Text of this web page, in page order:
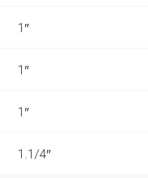
1″
1″
1″
1.1/4″